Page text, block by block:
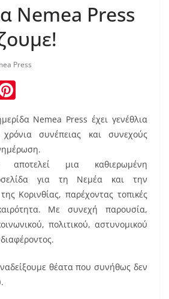
Nemea Press
Press
nt
er
e
st
Nemea Press έχει γενέθλια
συνέπειας και συνεχούς
αποτελεί μια καθιερωμένη
για τη Νεμέα και την
Κορινθίας, παρέχοντας τοπικές
Με συνεχή παρουσία,
πολιτικού, αστυνομικού
θέατα που συνήθως δεν